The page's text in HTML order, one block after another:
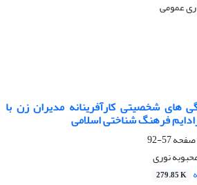
های شخصیتی کارآفرینانه مدیران زن با
فرهنگ شناختی اسلامی
57-92
نوری
279.85 K